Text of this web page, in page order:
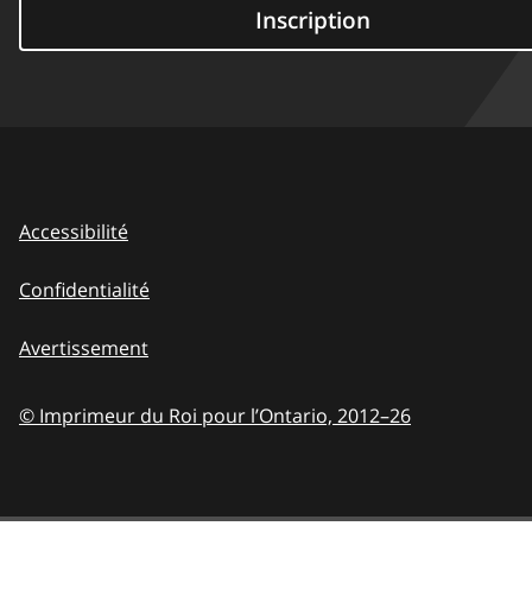
Inscription
Accessibilité
Confidentialité
Avertissement
© Imprimeur du Roi pour l’Ontario, 2012–26